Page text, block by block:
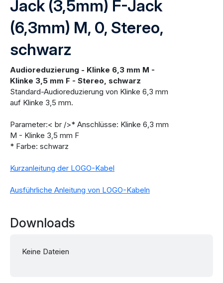
Jack (3,5mm) F-Jack
(6,3mm) M, 0, Stereo,
schwarz
Audioreduzierung - Klinke 6,3 mm M -
Klinke 3,5 mm F - Stereo, schwarz
Standard-Audioreduzierung von Klinke 6,3 mm
auf Klinke 3,5 mm.
Parameter:< br />* Anschlüsse: Klinke 6,3 mm
M - Klinke 3,5 mm F
* Farbe: schwarz
Kurzanleitung der LOGO-Kabel
Ausführliche Anleitung von LOGO-Kabeln
Downloads
Keine Dateien